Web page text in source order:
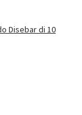
Disebar di 10